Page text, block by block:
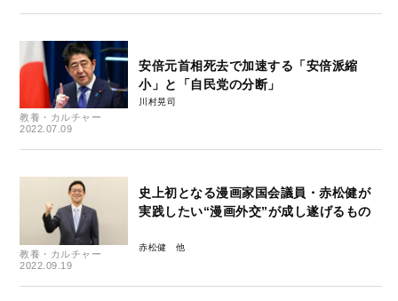
教養・カルチャー
2022.07.09
安倍元首相死去で加速する「安倍派縮
小」と「自民党の分断」
川村晃司
教養・カルチャー
2022.09.19
史上初となる漫画家国会議員・赤松健が
実践したい“漫画外交”が成し遂げるもの
赤松健